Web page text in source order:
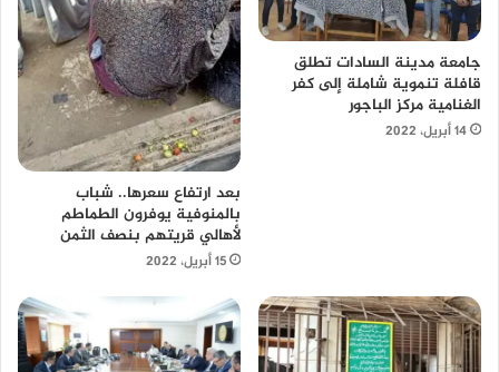
جامعة مدينة السادات تطلق
قافلة تنموية شاملة إلى كفر
الغنامية مركز الباجور
14 أبريل، 2022
بعد ارتفاع سعرها.. شباب
بالمنوفية يوفرون الطماطم
لأهالي قريتهم بنصف الثمن
15 أبريل، 2022